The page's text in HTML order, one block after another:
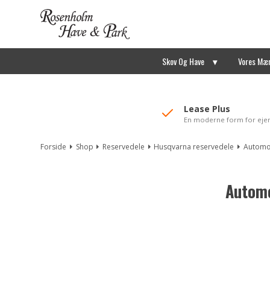
Skov Og Have Vores
Lease Plus
En moderne form for
Forside Shop Reservedele Husqvarna reservedele